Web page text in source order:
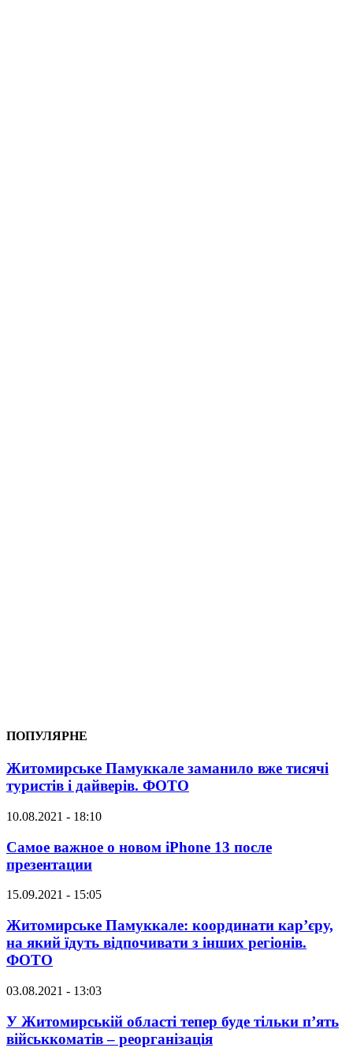
ПОПУЛЯРНЕ
Житомирське Памуккале заманило вже тисячі
туристів і дайверів. ФОТО
10.08.2021 - 18:10
Самое важное о новом iPhone 13 после
презентации
15.09.2021 - 15:05
Житомирське Памуккале: координати кар’єру,
на який їдуть відпочивати з інших регіонів.
ФОТО
03.08.2021 - 13:03
У Житомирській області тепер буде тільки п’ять
військкоматів – реорганізація